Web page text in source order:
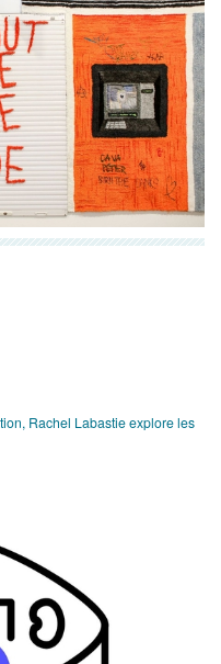
Rachel Labastie explore les